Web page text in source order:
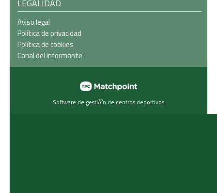
LEGALIDAD
Aviso legal
Política de privacidad
Política de cookies
Canal del informante
Software de gestiÃ³n de centros deportivos